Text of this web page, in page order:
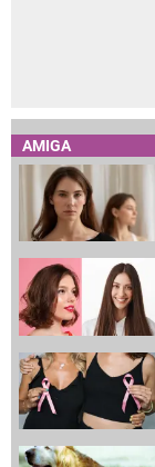
AMIGA